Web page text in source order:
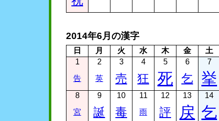
2014年6月の漢字
日 月 火 水 木 金
土
1
告
2
英
3
売
4
狂
5
死
6
乞
7
挙
8
宮
9
誕
10
毒
11
雨
12
評
13
戻
14
乞